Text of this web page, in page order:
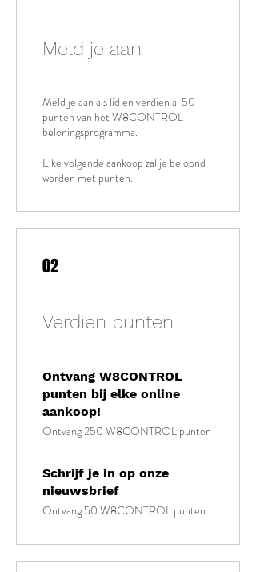
Meld je aan
Meld je aan als lid en verdien al 50
punten van het W8CONTROL
beloningsprogramma.
Elke volgende aankoop zal je beloond
worden met punten.
02
Verdien punten
Ontvang W8CONTROL
punten bij elke online
aankoop!
Ontvang 250 W8CONTROL punten
Schrijf je in op onze
nieuwsbrief
Ontvang 50 W8CONTROL punten